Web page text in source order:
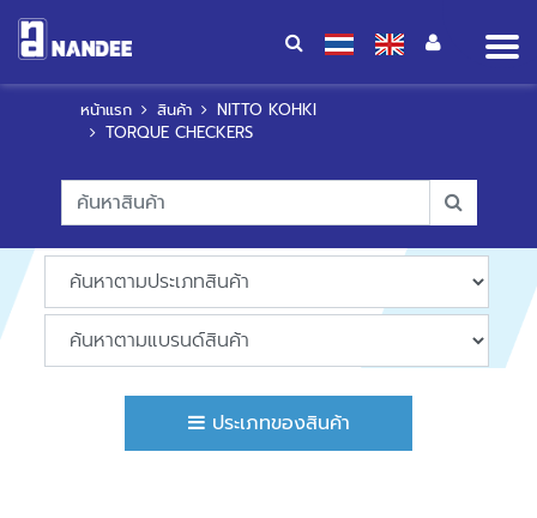
หน้าแรก สินค้า
NITTO KOHKI
TORQUE CHECKERS
ประเภทของสินค้า